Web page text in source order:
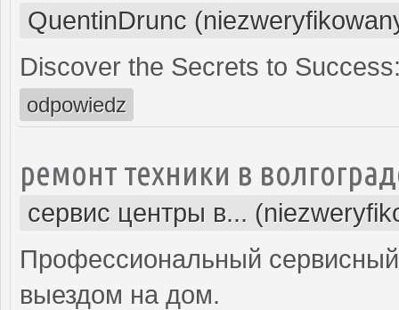
QuentinDrunc
Discover the Secrets to
odpowiedz
ремонт техники в
сервис центры в...
Профессиональный
выездом на дом.